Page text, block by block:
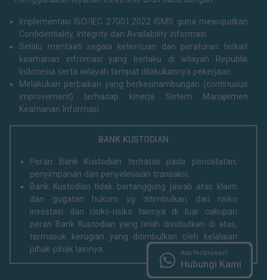
Implementasi ISO/IEC 27001:2022 ISMS guna mewujudkan
Confidentiality, Integrity dan Availability informasi.
Selalu mentaati segala ketentuan dan peraturan terkait
keamanan infromasi yang berlaku di wilayah Republik
Indonesia serta wilayah tempat dilakukannya pekerjaan.
Melakukan perbaikan yang berkesinambungan (continuous
improvement) terhadap kinerja Sistem Manajemen
Keamanan Informasi.
BANK KUSTODIAN
Peran Bank Kustodian terbatas pada pencatatan,
penyimpanan dan penyelesaian transaksi.
Bank Kustodian tidak bertanggung jawab atas klaim
dan gugatan hukum yg ditimbulkan dari risiko
investasi dan risiko-risiko lainnya di luar cakupan
peran Bank Kustodian yang telah disebutkan di atas,
termasuk kerugian yang ditimbulkan oleh kelalaian
pihak-pihak lainnya.
Ada Pertanyaan?
Hubungi Kami